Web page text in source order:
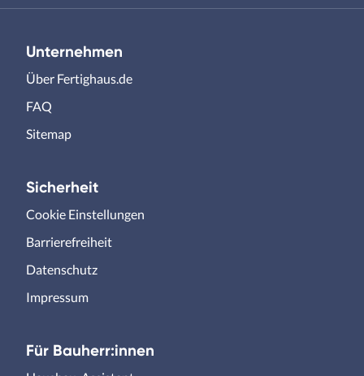
Unternehmen
Über Fertighaus.de
FAQ
Sitemap
Sicherheit
Cookie Einstellungen
Barrierefreiheit
Datenschutz
Impressum
Für Bauherr:innen